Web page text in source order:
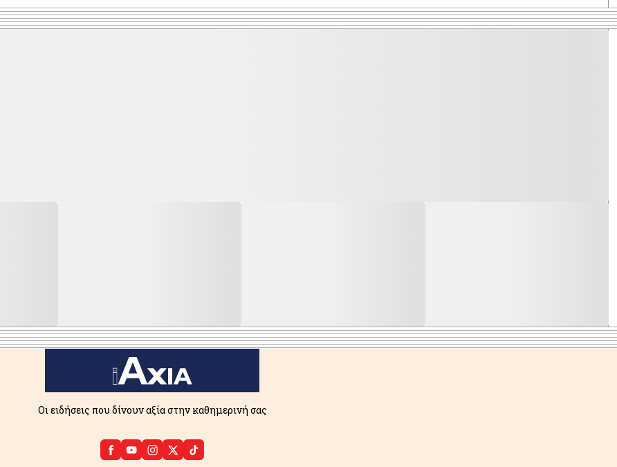
Οι ειδήσεις που δίνουν αξία στην καθημερινή σας